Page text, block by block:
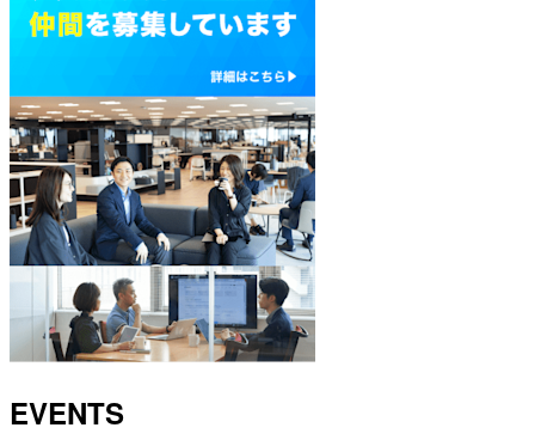
EVENTS